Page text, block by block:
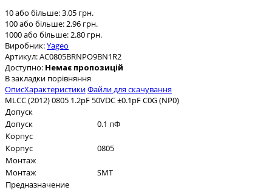
10 або більше: 3.05 грн.
100 або більше: 2.96 грн.
1000 або більше: 2.80 грн.
Виробник:Yageo
Артикул:AC0805BRNPO9BN1R2
Доступно: Немає пропозицій
В закладки порівняння
ОписХарактеристикиФайли для скачування
MLCC (2012) 0805 1.2pF 50VDC ±0.1pF C0G (NP0)
Допуск
Допуск
0.1 пФ
Корпус
Корпус
0805
Монтаж
Монтаж
SMT
Предназначение